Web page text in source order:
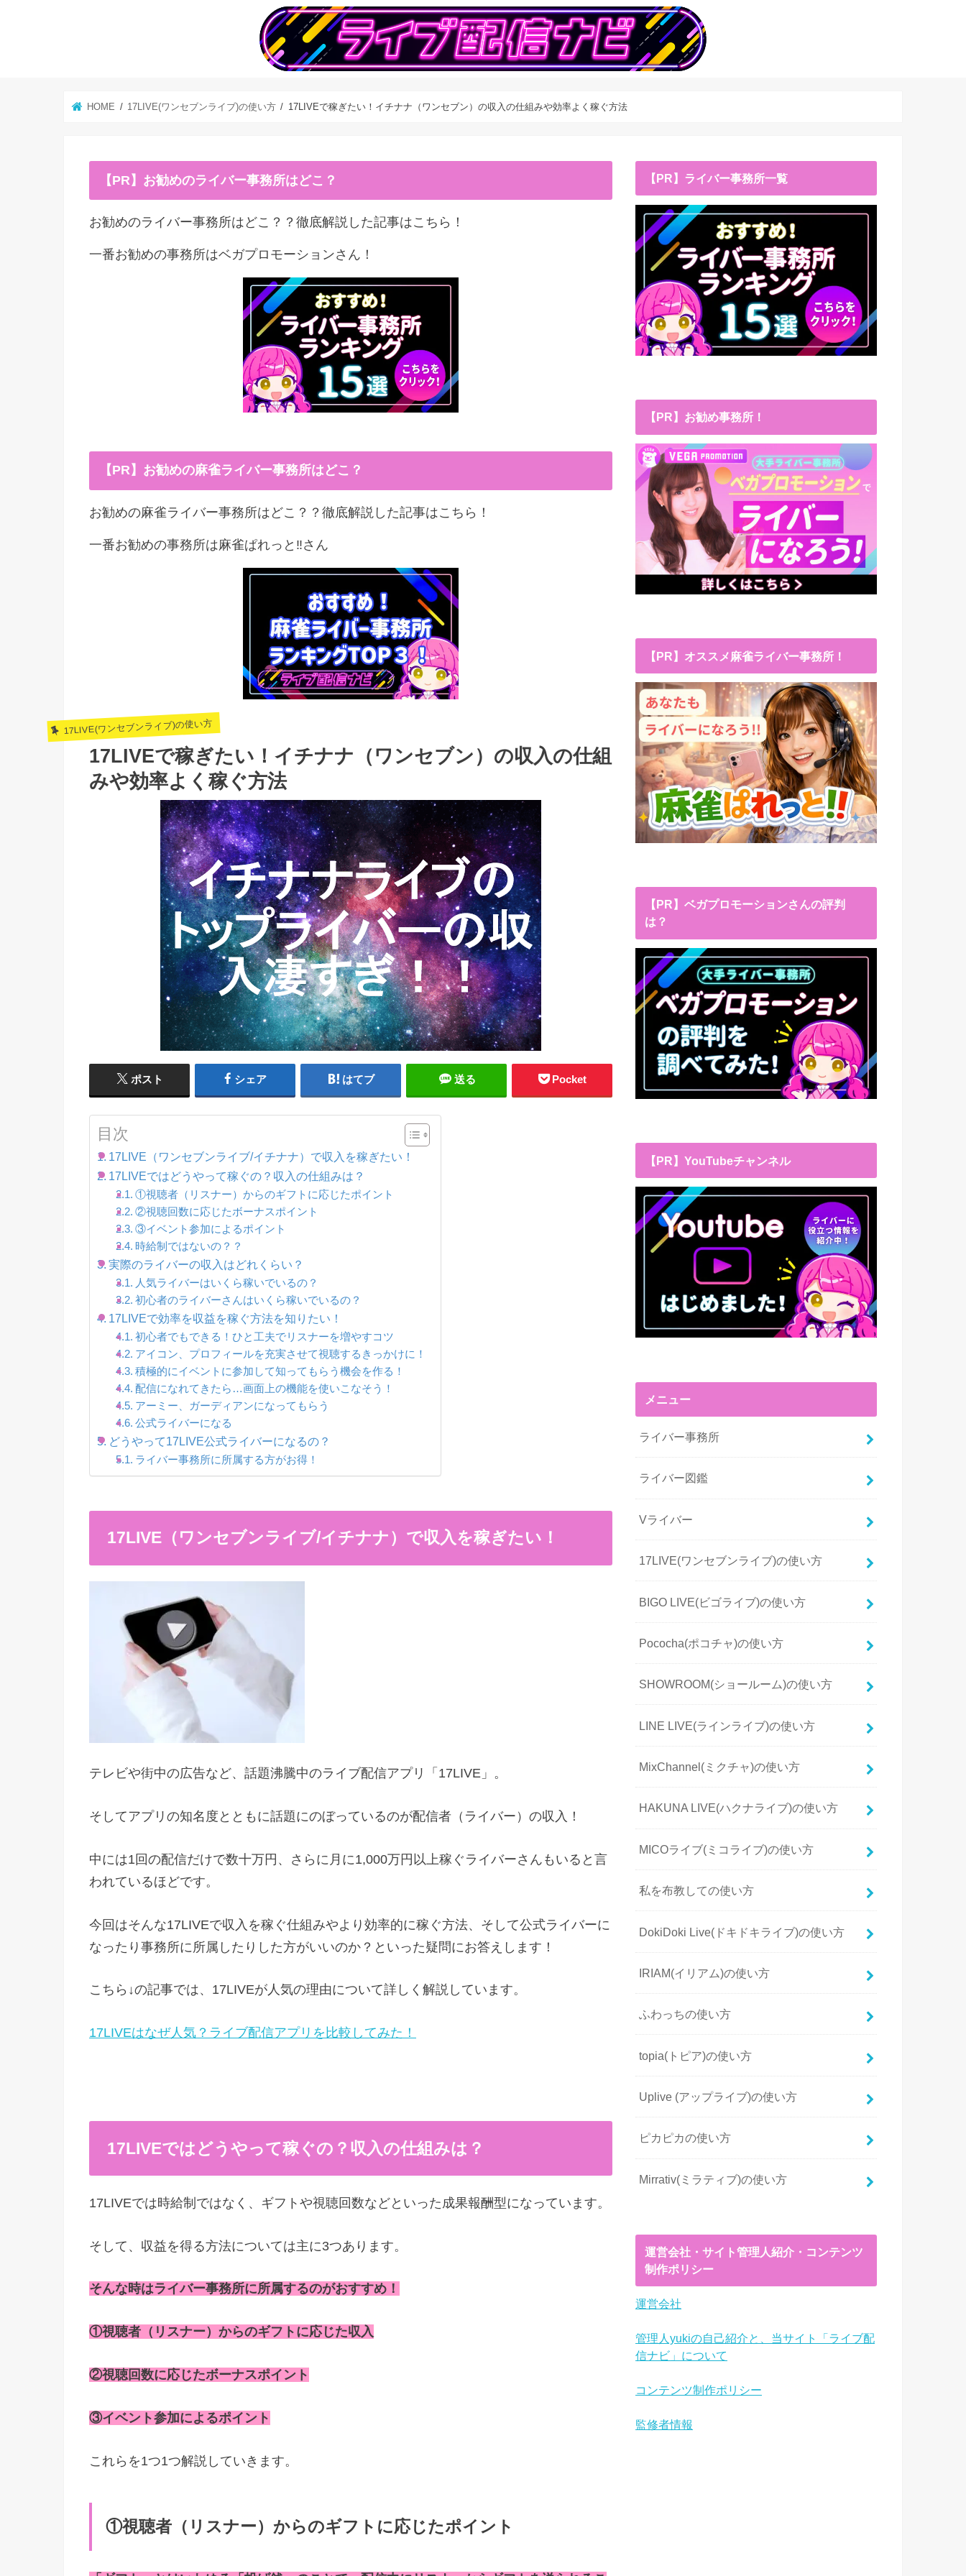
HOME 17LIVE(ワンセブンライブ)の使い方 17LIVEで稼ぎたい！イチナナ（ワンセブン）の収入の仕組みや効率よく稼ぐ方法
【PR】お勧めのライバー事務所はどこ？
お勧めのライバー事務所はどこ？？徹底解説した記事はこちら！
一番お勧めの事務所はベガプロモーションさん！
【PR】お勧めの麻雀ライバー事務所はどこ？
お勧めの麻雀ライバー事務所はどこ？？徹底解説した記事はこちら！
一番お勧めの事務所は麻雀ぱれっと‼︎さん
17LIVE(ワンセブンライブ)の使い方
17LIVEで稼ぎたい！イチナナ（ワンセブン）の収入の仕組
みや効率よく稼ぐ方法
ポスト シェア はてブ 送る Pocket
目次
17LIVE（ワンセブンライブ/イチナナ）で収入を稼ぎたい！
17LIVEではどうやって稼ぐの？収入の仕組みは？
①視聴者（リスナー）からのギフトに応じたポイント
②視聴回数に応じたボーナスポイント
③イベント参加によるポイント
時給制ではないの？？
実際のライバーの収入はどれくらい？
人気ライバーはいくら稼いでいるの？
初心者のライバーさんはいくら稼いでいるの？
17LIVEで効率を収益を稼ぐ方法を知りたい！
初心者でもできる！ひと工夫でリスナーを増やすコツ
アイコン、プロフィールを充実させて視聴するきっかけに！
積極的にイベントに参加して知ってもらう機会を作る！
配信になれてきたら…画面上の機能を使いこなそう！
アーミー、ガーディアンになってもらう
公式ライバーになる
どうやって17LIVE公式ライバーになるの？
ライバー事務所に所属する方がお得！
17LIVE（ワンセブンライブ/イチナナ）で収入を稼ぎたい！
テレビや街中の広告など、話題沸騰中のライブ配信アプリ「17LIVE」。
そしてアプリの知名度とともに話題にのぼっているのが配信者（ライバー）の収入！
中には1回の配信だけで数十万円、さらに月に1,000万円以上稼ぐライバーさんもいると言
われているほどです。
今回はそんな17LIVEで収入を稼ぐ仕組みやより効率的に稼ぐ方法、そして公式ライバーに
なったり事務所に所属したりした方がいいのか？といった疑問にお答えします！
こちら↓の記事では、17LIVEが人気の理由について詳しく解説しています。
17LIVEはなぜ人気？ライブ配信アプリを比較してみた！
17LIVEではどうやって稼ぐの？収入の仕組みは？
17LIVEでは時給制ではなく、ギフトや視聴回数などといった成果報酬型になっています。
そして、収益を得る方法については主に3つあります。
そんな時はライバー事務所に所属するのがおすすめ！
①視聴者（リスナー）からのギフトに応じた収入
②視聴回数に応じたボーナスポイント
③イベント参加によるポイント
これらを1つ1つ解説していきます。
①視聴者（リスナー）からのギフトに応じたポイント
【PR】ライバー事務所一覧
【PR】お勧め事務所！
【PR】オススメ麻雀ライバー事務所！
【PR】ベガプロモーションさんの評判
は？
【PR】YouTubeチャンネル
メニュー
ライバー事務所
ライバー図鑑
Vライバー
17LIVE(ワンセブンライブ)の使い方
BIGO LIVE(ビゴライブ)の使い方
Pococha(ポコチャ)の使い方
SHOWROOM(ショールーム)の使い方
LINE LIVE(ラインライブ)の使い方
MixChannel(ミクチャ)の使い方
HAKUNA LIVE(ハクナライブ)の使い方
MICOライブ(ミコライブ)の使い方
私を布教しての使い方
DokiDoki Live(ドキドキライブ)の使い方
IRIAM(イリアム)の使い方
ふわっちの使い方
topia(トピア)の使い方
Uplive (アップライブ)の使い方
ピカピカの使い方
Mirrativ(ミラティブ)の使い方
運営会社・サイト管理人紹介・コンテンツ
制作ポリシー
運営会社
管理人yukiの自己紹介と、当サイト「ライブ配
信ナビ」について
コンテンツ制作ポリシー
監修者情報